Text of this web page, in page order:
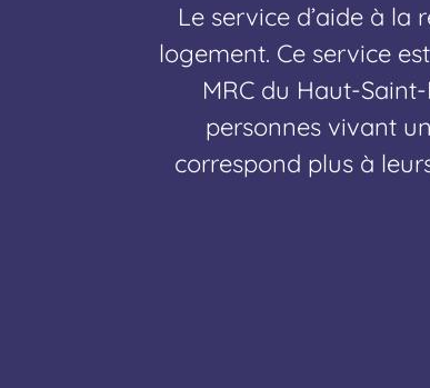
Le service d’aide à
logement. Ce service
MRC du Haut-
personnes vivant
correspond plus à